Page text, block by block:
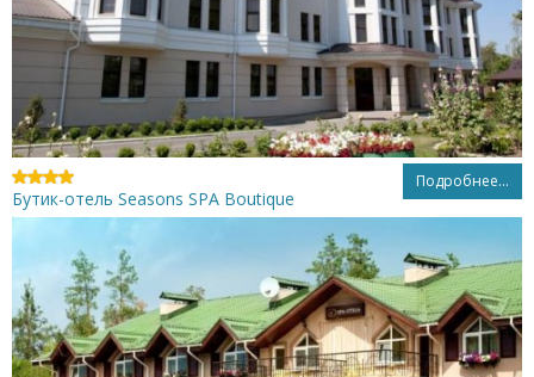
Подробнее...
Бутик-отель Seasons SPA Boutique